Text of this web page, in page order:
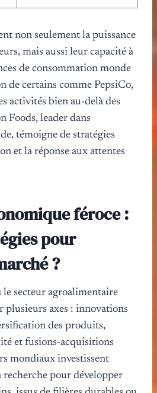
non seulement la puissance
mais aussi leur capacité à
de consommation monde
de certains comme PepsiCo,
activités bien au-delà des
Foods, leader dans
témoigne de stratégies
et la réponse aux attentes
féroce :
pour
?
secteur agroalimentaire
plusieurs axes : innovations
des produits,
et fusions-acquisitions
mondiaux investissent
recherche pour développer